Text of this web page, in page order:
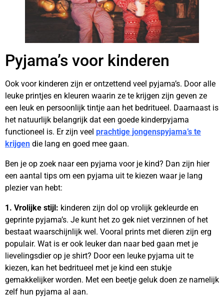
Pyjama’s voor kinderen
Ook voor kinderen zijn er ontzettend veel pyjama’s. Door alle
leuke printjes en kleuren waarin ze te krijgen zijn geven ze
een leuk en persoonlijk tintje aan het bedritueel. Daarnaast is
het natuurlijk belangrijk dat een goede kinderpyjama
functioneel is. Er zijn veel prachtige jongenspyjama’s te
krijgen die lang en goed mee gaan.
Ben je op zoek naar een pyjama voor je kind? Dan zijn hier
een aantal tips om een pyjama uit te kiezen waar je lang
plezier van hebt:
1. Vrolijke stijl: kinderen zijn dol op vrolijk gekleurde en
geprinte pyjama’s. Je kunt het zo gek niet verzinnen of het
bestaat waarschijnlijk wel. Vooral prints met dieren zijn erg
populair. Wat is er ook leuker dan naar bed gaan met je
lievelingsdier op je shirt? Door een leuke pyjama uit te
kiezen, kan het bedritueel met je kind een stukje
gemakkelijker worden. Met een beetje geluk doen ze namelijk
zelf hun pyjama al aan.